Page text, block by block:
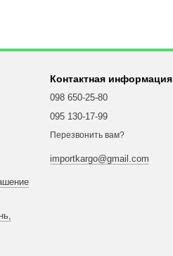
Контактная информация
098 650-25-80
095 130-17-99
Перезвонить вам?
importkargo@gmail.com